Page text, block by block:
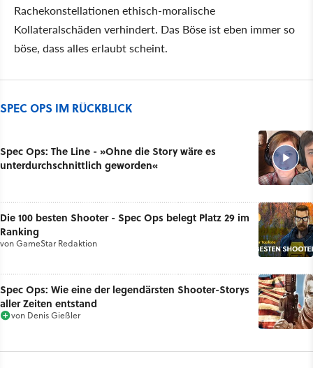
Rachekonstellationen ethisch-moralische
Kollateralschäden verhindert. Das Böse ist eben immer so
böse, dass alles erlaubt scheint.
SPEC OPS IM RÜCKBLICK
Spec Ops: The Line - »Ohne die Story wäre es
unterdurchschnittlich geworden«
Die 100 besten Shooter - Spec Ops belegt Platz 29 im
Ranking
vonGameStar Redaktion
Spec Ops: Wie eine der legendärsten Shooter-Storys
aller Zeiten entstand
von Denis Gießler